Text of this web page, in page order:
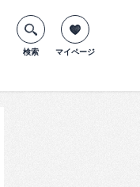
検索 マイページ